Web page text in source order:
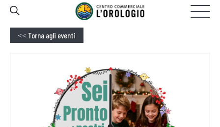
GALLERIA OGGI APERTO FINO ALLE 20:00
IL CENTRO
<< Torna agli eventi